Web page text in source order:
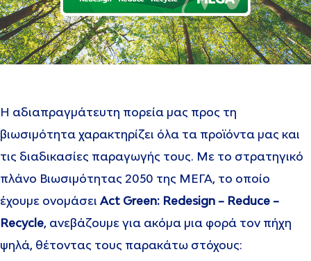
Η αδιαπραγμάτευτη πορεία μας προς τη
βιωσιμότητα χαρακτηρίζει όλα τα προϊόντα μας και
τις διαδικασίες παραγωγής τους. Με το στρατηγικό
πλάνο Βιωσιμότητας 2050 της ΜΕΓΑ, το οποίο
έχουμε ονομάσει Act Green: Redesign – Reduce –
Recycle, ανεβάζουμε για ακόμα μια φορά τον πήχη
ψηλά, θέτοντας τους παρακάτω στόχους: